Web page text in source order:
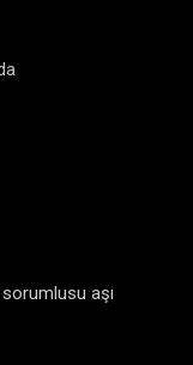
aşı